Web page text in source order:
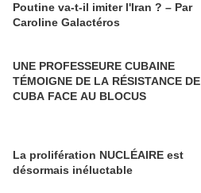
Poutine va-t-il imiter l'Iran ? – Par
Caroline Galactéros
UNE PROFESSEURE CUBAINE
TÉMOIGNE DE LA RÉSISTANCE DE
CUBA FACE AU BLOCUS
La prolifération NUCLÉAIRE est
désormais inéluctable